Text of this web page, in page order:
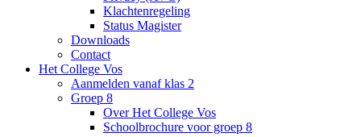
Klachtenregeling
Status Magister
Downloads
Contact
Het College Vos
Aanmelden vanaf klas 2
Groep 8
Over Het College Vos
Schoolbrochure voor groep 8